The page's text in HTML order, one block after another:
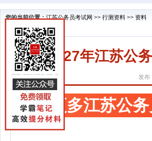
您的当前位置：江苏公务员考试网 >> 行测资料 >> 资料
2027年江苏公
发布
更多江苏公